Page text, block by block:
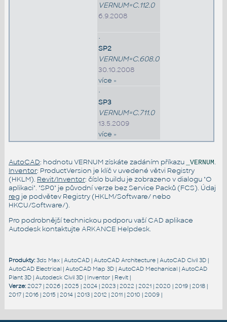
VERNUM=C.112.0
6.9.2008
•
SP2
VERNUM=C.608.0
30.10.2008
více »
•
SP3
VERNUM=C.711.0
13.5.2009
více »
AutoCAD: hodnotu VERNUM získáte zadáním příkazu _VERNUM.
Inventor: ProductVersion je klíč v uvedené větvi Registry
(HKLM). Revit/Inventor: číslo buildu je zobrazeno v dialogu "O
aplikaci". "SP0" je původní verze bez Service Packů (FCS). Údaj
reg je podvětev Registry (HKLM/Software/ nebo
HKCU/Software/).
Pro podrobnější technickou podporu vaší CAD aplikace
Autodesk kontaktujte ARKANCE Helpdesk.
Produkty: 3ds Max| AutoCAD| AutoCAD Architecture| AutoCAD Civil 3D|
AutoCAD Electrical| AutoCAD Map 3D| AutoCAD Mechanical| AutoCAD
Plant 3D| Autodesk Civil 3D| Inventor | Revit|
Verze: 2027| 2026| 2025 | 2024| 2023| 2022 | 2021| 2020 | 2019| 2018|
2017| 2016| 2015 | 2014| 2013| 2012 | 2011| 2010 | 2009|